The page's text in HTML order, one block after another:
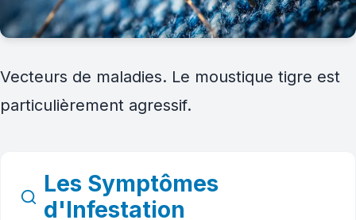
Vecteurs de maladies. Le moustique tigre est
particulièrement agressif.
Les Symptômes
d'Infestation